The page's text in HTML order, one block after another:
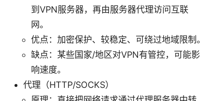
到VPN服务器，再由服务器代理访问互联
网。
优点：加密保护、较稳定、可绕过地域限制。
缺点：某些国家/地区对VPN有管控，可能影
响速度。
代理（HTTP/SOCKS）